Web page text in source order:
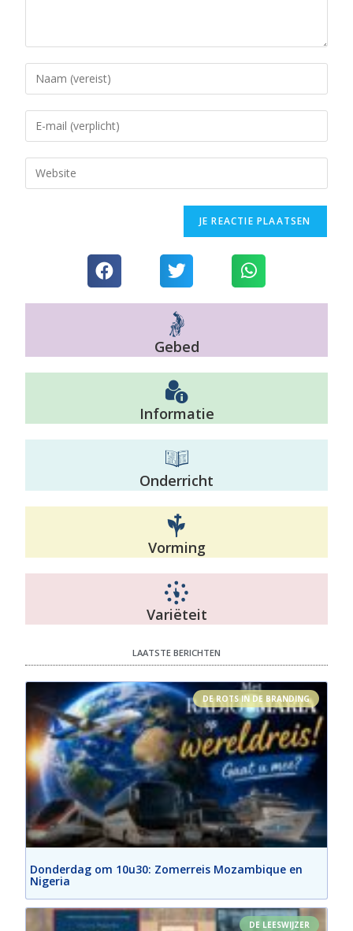
Gebed
Informatie
Onderricht
Vorming
Variëteit
LAATSTE BERICHTEN
DE ROTS IN DE BRANDING
Donderdag om 10u30: Zomerreis Mozambique en
Nigeria
DE LEESWIJZER